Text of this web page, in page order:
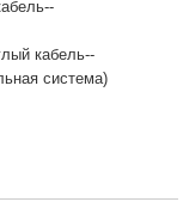
кабель--
система)